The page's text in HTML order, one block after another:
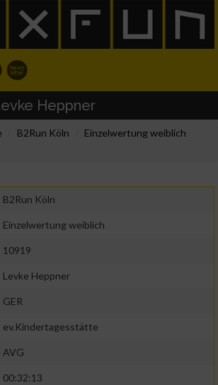
Heppner
B2Run Köln
Einzelwertung weiblich
B2Run Köln
Einzelwertung weiblich
10919
Levke Heppner
GER
ev.Kindertagesstätte
AVG
00:32:13